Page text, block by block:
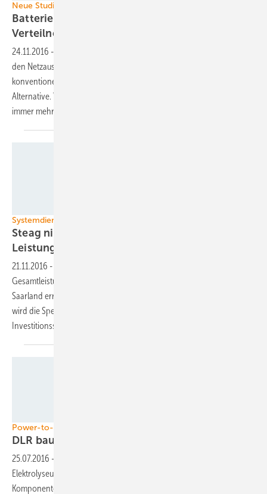
Neue Studie von Moody‘s
Batteriespeicher werden für
Verteilnetzbetreiber
24.11.2016 -
den Netzausbau werden die Batteriespeicher im Vergleich zu
konventionellen Kraftwerken immer mehr zur willkommenen
Alternative. Verteilnetzbetreiber werden auf diese Technologien
immer mehr zurückgreifen und können so viel Geld
Systemdienstleistungen mit Speichern
Steag nimmt Großspeicher mit 90 Megawatt
Leistung in
21.11.2016 -
Gesamtleistung von 90 Megawatt in Nordrhein-Westfalen und im
Saarland errichtet und in Betrieb genommen. Der Energieversorger
wird die Speicher jetzt am Regelleistungsmarkt anbieten, um die
Investitionssumme wieder
Power-to-Gas-to-Power
DLR baut
25.07.2016 -
Elektrolyseur und BHKW. Ziel ist es, das Zusammenspiel der einzelnen
Komponenten im industriellen Maßstab zu erforschen und den